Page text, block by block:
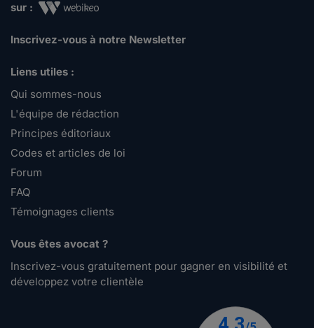
sur :
Inscrivez-vous à notre Newsletter
Liens utiles :
Qui sommes-nous
L'équipe de rédaction
Principes éditoriaux
Codes et articles de loi
Forum
FAQ
Témoignages clients
Vous êtes avocat ?
Inscrivez-vous gratuitement pour gagner en visibilité et
développez votre clientèle